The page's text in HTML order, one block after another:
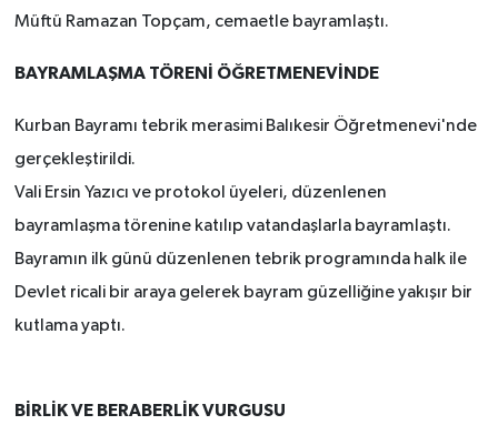
Müftü Ramazan Topçam, cemaetle bayramlaştı.
BAYRAMLAŞMA TÖRENİ ÖĞRETMENEVİNDE
Kurban Bayramı tebrik merasimi Balıkesir Öğretmenevi'nde
gerçekleştirildi.
Vali Ersin Yazıcı ve protokol üyeleri, düzenlenen
bayramlaşma törenine katılıp vatandaşlarla bayramlaştı.
Bayramın ilk günü düzenlenen tebrik programında halk ile
Devlet ricali bir araya gelerek bayram güzelliğine yakışır bir
kutlama yaptı.
BİRLİK VE BERABERLİK VURGUSU